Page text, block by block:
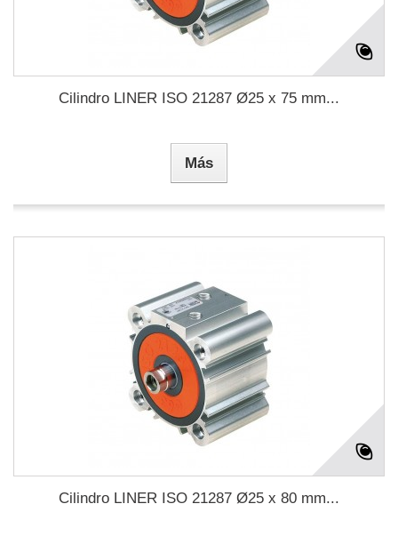
Cilindro LINER ISO 21287 Ø25 x 75 mm...
Más
Cilindro LINER ISO 21287 Ø25 x 80 mm...